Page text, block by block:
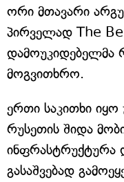
ორი მთავარი
პირველად The
დამოუკიდებელმა
მოგვითხრო.
ერთი საკითხი იყო
რუსეთის შიდა
ინფრასტრუქტურა
გასაშვებად